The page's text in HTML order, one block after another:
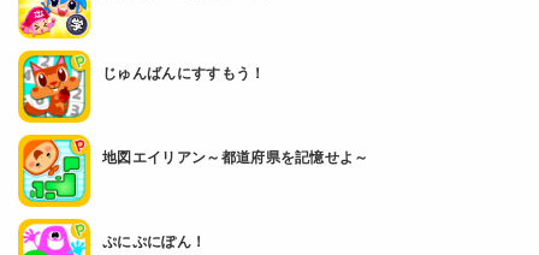
じゅんばんにすすもう！
地図エイリアン～都道府県を記憶せよ～
ぷにぷにぽん！